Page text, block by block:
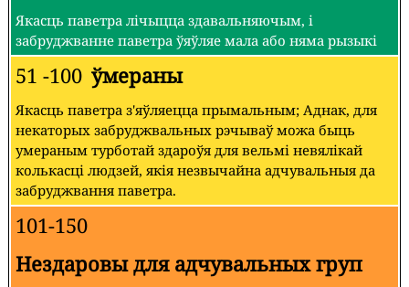
Якасць паветра лічыцца здавальняючым, і
забруджванне паветра ўяўляе мала або няма рызыкі
51 -100 ўмераны
Якасць паветра з'яўляецца прымальным; Аднак, для
некаторых забруджвальных рэчываў можа быць
умераным турботай здароўя для вельмі невялікай
колькасці людзей, якія незвычайна адчувальныя да
забруджвання паветра.
101-150
Нездаровы для адчувальных груп